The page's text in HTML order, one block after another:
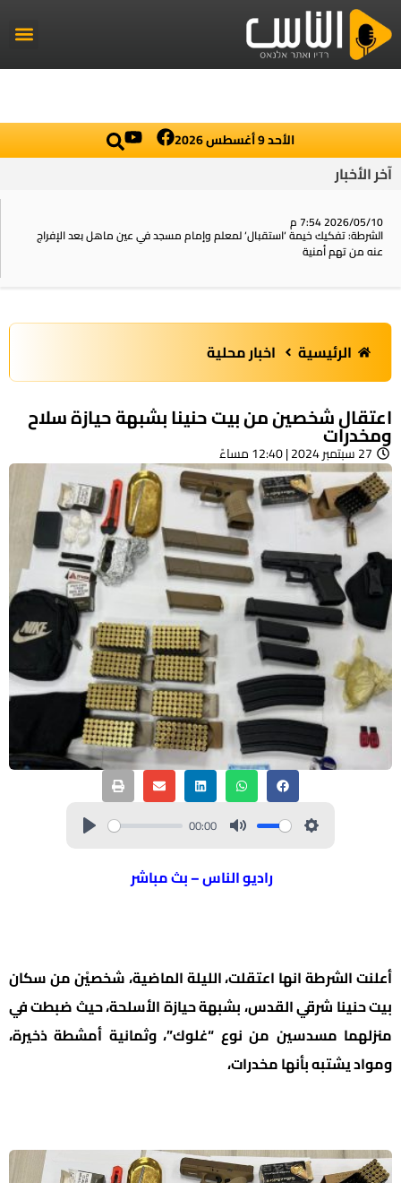
الأحد 9 أغسطس 2026
آخر الأخبار
2026/05/10 7:54 م
الشرطة: تفكيك خيمة ‘استقبال‘ لمعلم وإمام مسجد في عين ماهل بعد الإفراج
عنه من تهم أمنية
الرئيسية اخبار محلية
اعتقال شخصين من بيت حنينا بشبهة حيازة سلاح
ومخدرات
27 سبتمبر 2024 | 12:40 مساءً
00:00
راديو الناس – بث مباشر
أعلنت الشرطة انها اعتقلت، الليلة الماضية، شخصيْن من سكان
بيت حنينا شرقي القدس، بشبهة حيازة الأسلحة، حيث ضبطت في
منزلهما مسدسين من نوع “غلوك”، وثمانية أمشطة ذخيرة،
ومواد يشتبه بأنها مخدرات،